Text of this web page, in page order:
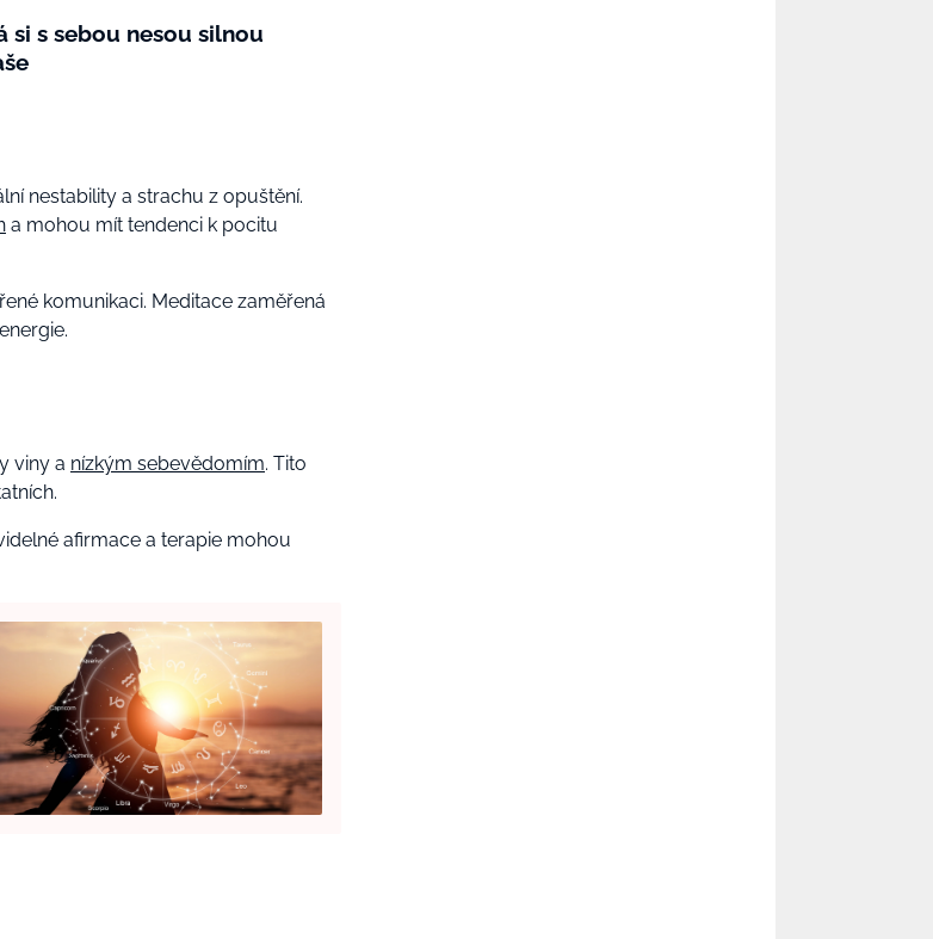
si s sebou nesou silnou
nestability a strachu z opuštění.
a mohou mít tendenci k pocitu
komunikaci. Meditace zaměřená
viny a nízkým sebevědomím. Tito
afirmace a terapie mohou